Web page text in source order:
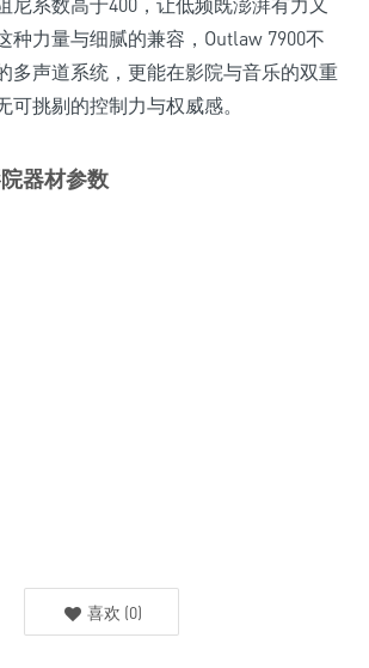
尼系数高于400，让低频既澎湃有力又
种力量与细腻的兼容，Outlaw 7900不
多声道系统，更能在影院与音乐的双重
可挑剔的控制力与权威感。
器材参数
喜欢 (0)